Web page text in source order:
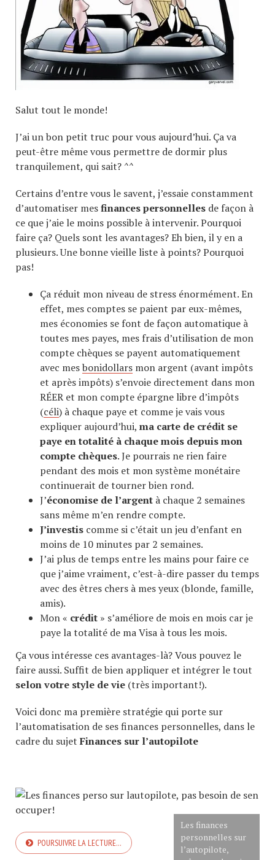
Salut tout le monde!
J’ai un bon petit truc pour vous aujourd’hui. Ça va
peut-être même vous permettre de dormir plus
tranquilement, qui sait? ^^
Certains d’entre vous le savent, j’essaie constamment
d’automatiser mesfinances personnelles de façon à
ce que j’aie le moins possible à intervenir. Pourquoi
faire ça? Quels sont les avantages? Eh bien, il y en a
plusieurs. Une bonne vieille liste à points? Pourquoi
pas!
Ça réduit mon niveau de stress énormément. En
effet, mes comptes se paient par eux-mêmes,
mes économies se font de façon automatique à
toutes mes payes, mes frais d’utilisation de mon
compte chèques se payent automatiquement
avec mesbonidollars mon argent (avant impôts
et après impôts) s’envoie directement dans mon
RÉER et mon compte épargne libre d’impôts
(céli) à chaque paye et comme je vais vous
expliquer aujourd’hui, ma carte de crédit se
paye en totalité à chaque mois depuis mon
compte chèques. Je pourrais ne rien faire
pendant des mois et mon système monétaire
continuerait de tourner bien rond.
J’économise de l’argent à chaque 2 semaines
sans même m’en rendre compte.
J’investis comme si c’était un jeu d’enfant en
moins de 10 minutes par 2 semaines.
J’ai plus de temps entre les mains pour faire ce
que j’aime vraiment, c’est-à-dire passer du temps
avec des êtres chers à mes yeux (blonde, famille,
amis).
Mon « crédit » s’améliore de mois en mois car je
paye la totalité de ma Visa à tous les mois.
Ça vous intéresse ces avantages-là? Vous pouvez le
faire aussi. Suffit de bien appliquer et intégrer le tout
selon votre style de vie (très important!).
Voici donc ma première stratégie qui porte sur
l’automatisation de ses finances personnelles, dans le
cadre du sujet Finances sur l’autopilote
Les finances
personnelles sur
l’autopilote,
POURSUIVRE LA LECTURE…